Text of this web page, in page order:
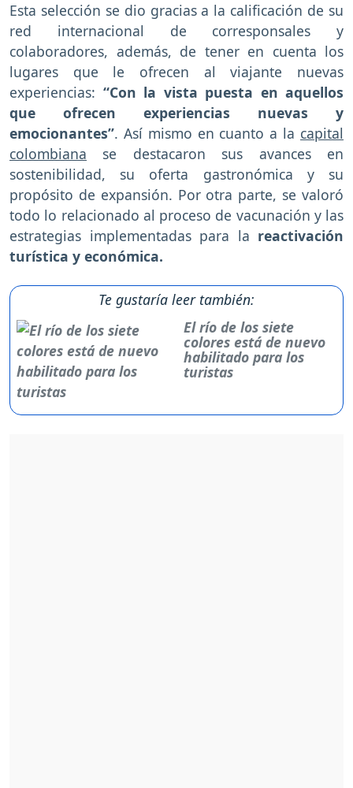
Esta selección se dio gracias a la calificación de su
red internacional de corresponsales y
colaboradores, además, de tener en cuenta los
lugares que le ofrecen al viajante nuevas
experiencias: “Con la vista puesta en aquellos
que ofrecen experiencias nuevas y
emocionantes”. Así mismo en cuanto a la capital
colombiana se destacaron sus avances en
sostenibilidad, su oferta gastronómica y su
propósito de expansión. Por otra parte, se valoró
todo lo relacionado al proceso de vacunación y las
estrategias implementadas para la reactivación
turística y económica.
Te gustaría leer también:
El río de los siete
colores está de nuevo
habilitado para los
turistas